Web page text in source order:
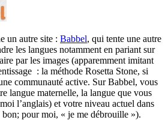
un autre site : Babbel, qui tente une autre
les langues notamment en pariant sur
par les images (apparemment imitant
: la méthode Rosetta Stone, si
communauté active. Sur Babbel, vous
langue maternelle, la langue que vous
l’anglais) et votre niveau actuel dans
bon; pour moi, « je me débrouille »).